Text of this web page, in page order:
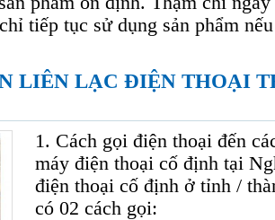
tiếp tục sử dụng sản phẩm
LIÊN LẠC ĐIỆN THOẠI
1. Cách gọi điện thoại đến
máy điện thoại cố định tại
điện thoại cố định ở tỉnh /
có 02 cách gọi: